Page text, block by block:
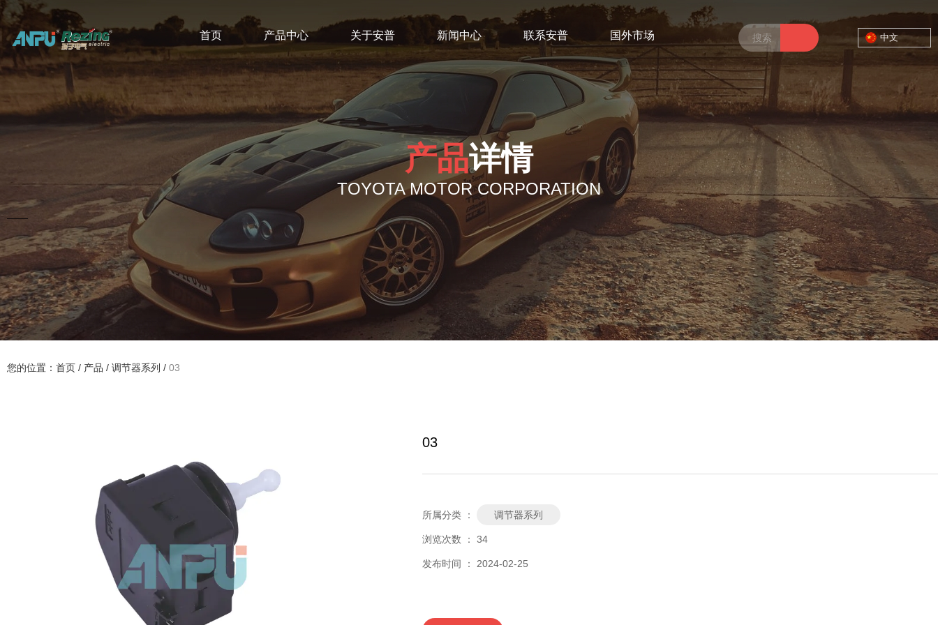
首页 产品中心 关于安普 新闻中心 联系安普 国外市场 中文
产品详情
TOYOTA MOTOR CORPORATION
您的位置：首页 / 产品 / 调节器系列 / 03
03
所属分类 ： 调节器系列
浏览次数 ： 34
发布时间 ： 2024-02-25